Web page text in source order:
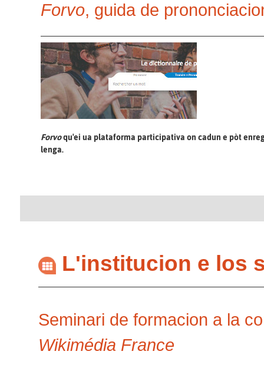
Forvo, guida de
Forvoqu'ei ua plataforma participativa on cadun e pòt
lenga.
L'institucion e los
Seminari de formacion a la
Wikimédia France